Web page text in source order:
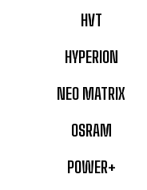
HVT
HYPERION
NEO MATRIX
OSRAM
POWER+